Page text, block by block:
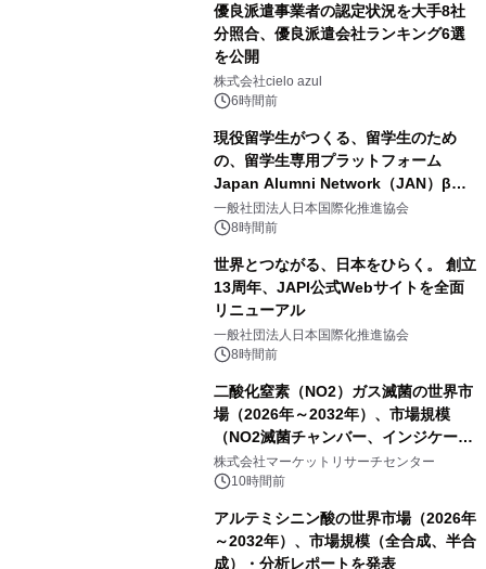
優良派遣事業者の認定状況を大手8社
分照合、優良派遣会社ランキング6選
を公開
株式会社cielo azul
6時間前
現役留学生がつくる、留学生のため
の、留学生専用プラットフォーム
Japan Alumni Network（JAN）β版
をリリース
一般社団法人日本国際化推進協会
8時間前
世界とつながる、日本をひらく。 創立
13周年、JAPI公式Webサイトを全面
リニューアル
一般社団法人日本国際化推進協会
8時間前
二酸化窒素（NO2）ガス滅菌の世界市
場（2026年～2032年）、市場規模
（NO2滅菌チャンバー、インジケータ
ーおよびモニタリングシステム、その
他）・分析レポートを発表
株式会社マーケットリサーチセンター
10時間前
アルテミシニン酸の世界市場（2026年
～2032年）、市場規模（全合成、半合
成）・分析レポートを発表